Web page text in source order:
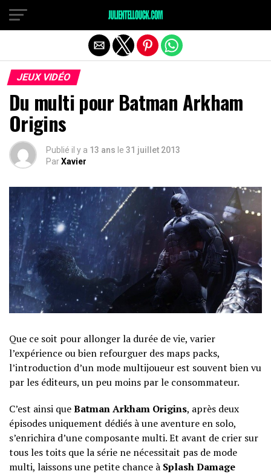
JEUX VIDÉO
Du multi pour Batman Arkham
Origins
Publié il y a 13 ans le 31 juillet 2013
ParXavier
Que ce soit pour allonger la durée de vie, varier
l’expérience ou bien refourguer des maps packs,
l’introduction d’un mode multijoueur est souvent bien vu
par les éditeurs, un peu moins par le consommateur.
C’est ainsi queBatman Arkham Origins, après deux
épisodes uniquement dédiés à une aventure en solo,
s’enrichira d’une composante multi. Et avant de crier sur
tous les toits que la série ne nécessitait pas de mode
multi, laissons une petite chance à Splash Damage